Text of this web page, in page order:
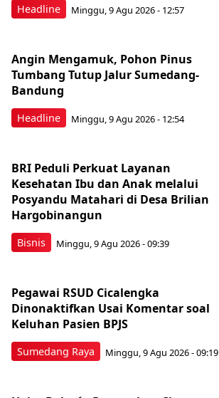
Headline Minggu, 9 Agu 2026 - 12:57
Headline
Angin Mengamuk, Pohon Pinus
Tumbang Tutup Jalur Sumedang-
Bandung
Minggu, 9 Agu 2026 - 12:54
Bisnis
BRI Peduli Perkuat Layanan
Kesehatan Ibu dan Anak melalui
Posyandu Matahari di Desa Brilian
Hargobinangun
Minggu, 9 Agu 2026 - 09:39
Sumedang Raya
Pegawai RSUD Cicalengka
Dinonaktifkan Usai Komentar soal
Keluhan Pasien BPJS
Minggu, 9 Agu 2026 - 09:19